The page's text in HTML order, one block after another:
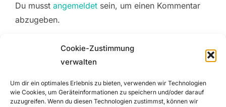
Cookie-Zustimmung
verwalten
Um dir ein optimales Erlebnis zu bieten, verwenden wir Technologien
wie Cookies, um Geräteinformationen zu speichern und/oder darauf
zuzugreifen. Wenn du diesen Technologien zustimmst, können wir
Du musst angemeldet sein, um einen Kommentar
abzugeben.
Beitragsnavigation
Previous
Previous